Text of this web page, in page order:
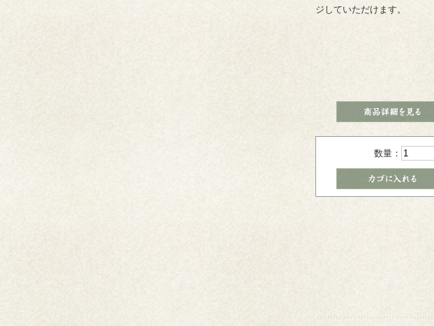
ジしていただけます。
数量：